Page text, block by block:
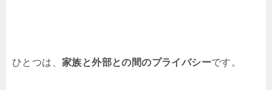
ひとつは、 家族と外部との間のプライバシーです。